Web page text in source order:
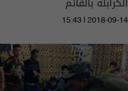
15:43 | 2018-09-14